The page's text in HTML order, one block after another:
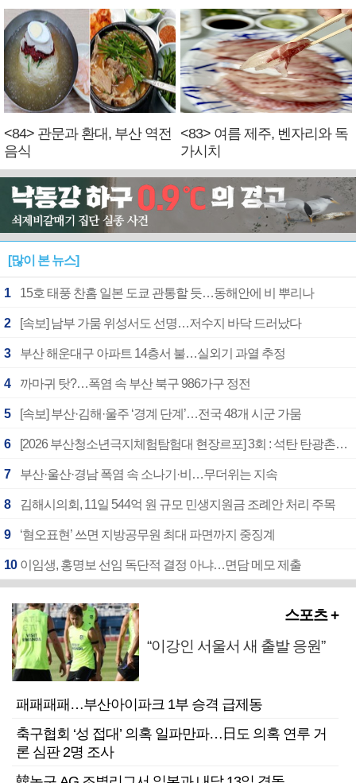
<84> 관문과 환대, 부산 역전
음식
<83> 여름 제주, 벤자리와 독
가시치
[많이 본 뉴스]
1 15호 태풍 찬홈 일본 도쿄 관통할 듯…동해안에 비 뿌리나
2 [속보] 남부 가뭄 위성서도 선명…저수지 바닥 드러났다
3 부산 해운대구 아파트 14층서 불…실외기 과열 추정
4 까마귀 탓?…폭염 속 부산 북구 986가구 정전
5 [속보] 부산·김해·울주 ‘경계 단계’…전국 48개 시군 가뭄
6 [2026 부산청소년극지체험탐험대 현장르포] 3회 : 석탄 탄광촌에서 북극 연구의 중심지로
7 부산·울산·경남 폭염 속 소나기·비…무더위는 지속
8 김해시의회, 11일 544억 원 규모 민생지원금 조례안 처리 주목
9 ‘혐오표현’ 쓰면 지방공무원 최대 파면까지 중징계
10 이임생, 홍명보 선임 독단적 결정 아냐…면담 메모 제출
스포츠 +
“이강인 서울서 새 출발 응원”
패패패패…부산아이파크 1부 승격 급제동
축구협회 ‘성 접대’ 의혹 일파만파…日도 의혹 연루 거
론 심판 2명 조사